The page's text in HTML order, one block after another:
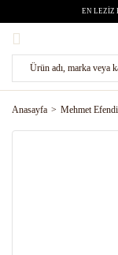
EN LEZİZ
Anasayfa Mehmet Efendi